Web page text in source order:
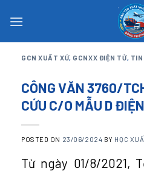
GCN XUẤT XỨ, GCNXX ĐIỆN TỬ, TIN
CÔNG VĂN 3760/
CỨU C/O MẪU D
POSTED ON 23/06/2024 BY HỌC
Từ ngày 01/8/2021,